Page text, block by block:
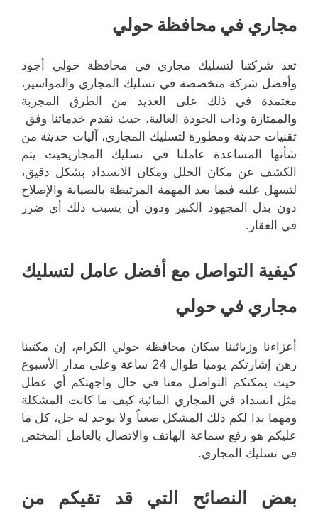
مجاري في محافظة حولي
تعد شركتنا لتسليك مجاري في محافظة حولي أجود
وأفضل شركة متخصصة في تسليك المجاري والمواسير،
معتمدة في ذلك على العديد من الطرق المجربة
والممتازة وذات الجودة العالية، حيث نقدم خدماتنا وفق
تقنيات حديثة ومطورة لتسليك المجاري، آليات حديثة من
شأنها المساعدة عاملنا في تسليك المجاريحيث يتم
الكشف عن مكان الخلل ومكان الانسداد بشكل دقيق،
لتسهل عليه فيما بعد المهمة المرتبطة بالصيانة والإصلاح
دون بذل المجهود الكبير ودون أن يسبب ذلك أي ضرر
في العقار.
كيفية التواصل مع أفضل عامل لتسليك
مجاري في حولي
أعزاءنا وزبائننا سكان محافظة حولي الكرام، إن مكتبنا
رهن إشارتكم يوميا طوال 24 ساعة وعلى مدار الأسبوع
حيث يمكنكم التواصل معنا في حال واجهتكم أي عطل
مثل انسداد في المجاري المائية كيف ما كانت المشكلة
ومهما بدا لكم ذلك المشكل صعباً ولا يوجد له حل، كل ما
عليكم هو رفع سماعة الهاتف والاتصال بالعامل المختص
في تسليك المجاري.
بعض النصائح التي قد تقيكم من